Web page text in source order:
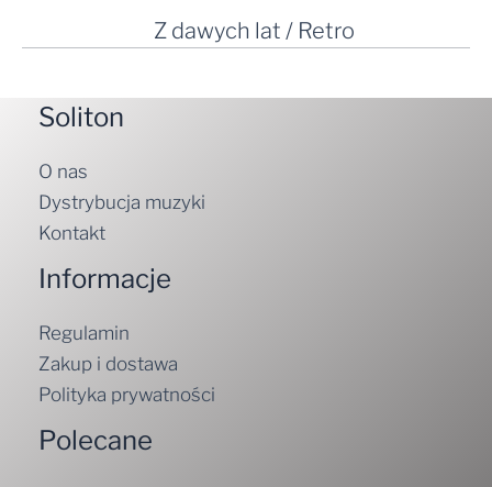
Z dawych lat / Retro
Soliton
O nas
Dystrybucja muzyki
Kontakt
Informacje
Regulamin
Zakup i dostawa
Polityka prywatności
Polecane